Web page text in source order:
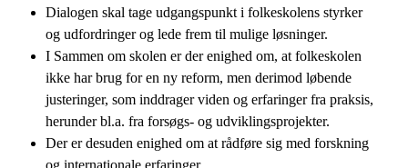
Dialogen skal tage udgangspunkt i folkeskolens styrker
og udfordringer og lede frem til mulige løsninger.
I Sammen om skolen er der enighed om, at folkeskolen
ikke har brug for en ny reform, men derimod løbende
justeringer, som inddrager viden og erfaringer fra praksis,
herunder bl.a. fra forsøgs- og udviklingsprojekter.
Der er desuden enighed om at rådføre sig med forskning